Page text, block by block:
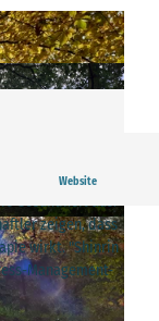
Ritter |CC-BY
Website
Gesundheit aus.
zeigen, dass
wirkt. "Shinrin
Management-